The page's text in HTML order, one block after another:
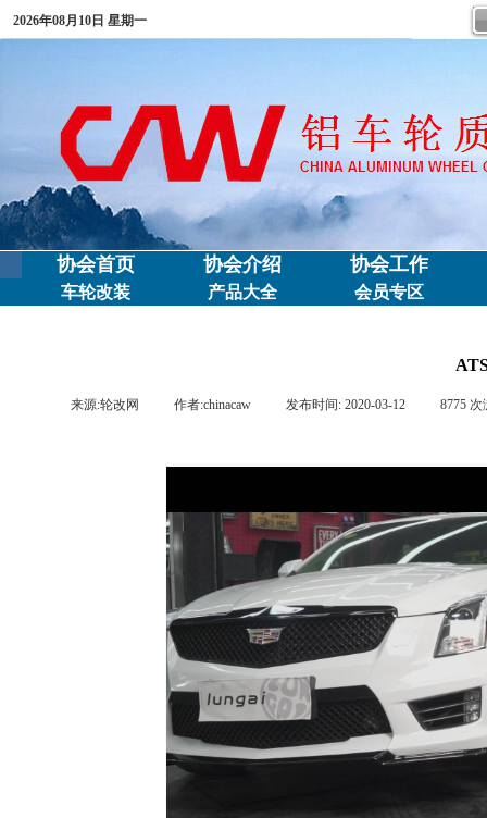
2026年08月10日 星期一
协会首页 协会介绍 协会工作
车轮改装 产品大全 会员专区
来源:轮改网 作者:chinacaw 发布时间: 2020-03-12 8775 次